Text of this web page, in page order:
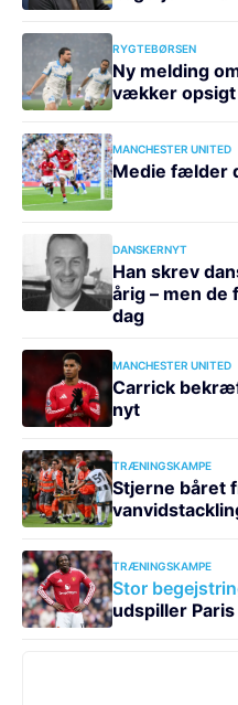
RYGTEBØRSEN
Ny melding
vækker opsigt
MANCHESTER UNITED
Medie fælder
DANSKERNYT
Han skrev
årig – men
dag
MANCHESTER UNITED
Carrick
nyt
TRÆNINGSKAMPE
Stjerne båret
TRÆNINGSKAMPE
Stor
udspiller